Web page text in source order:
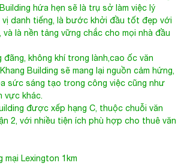
hứa hẹn sẽ là trụ sở làm việc lý
danh tiếng, là bước khởi đầu tốt đẹp với
và là nền tảng vững chắc cho mọi nhà đầu
không khí trong lành,cao ốc văn
Building sẽ mang lại nguồn cảm hứng,
sức sáng tạo trong công việc cũng như
vực khác.
được xếp hạng C, thuộc chuỗi văn
2, với nhiều tiện ích phù hợp cho thuê văn
Lexington 1km